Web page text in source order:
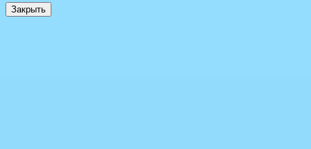
Закрыть